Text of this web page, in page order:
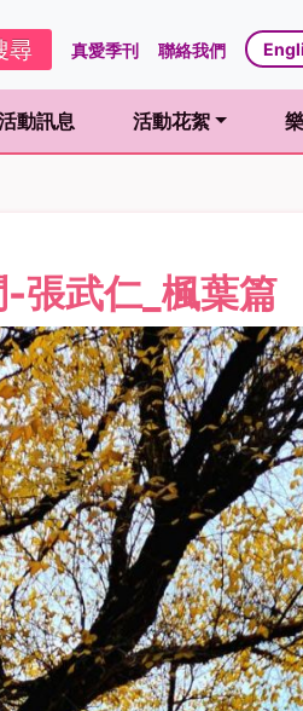
尋 真愛季刊 聯絡我們
動訊息
活動花絮
張武仁_楓葉篇